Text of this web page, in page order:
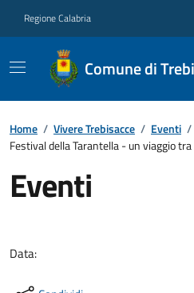
Regione Calabria
Comune di
Home / Vivere Trebisacce / Eventi /
Festival della Tarantella - un viaggio
Eventi
Data: